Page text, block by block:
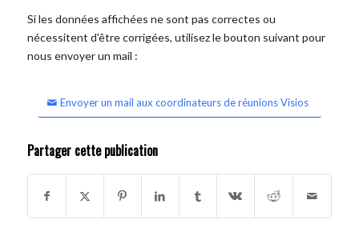
Si les données affichées ne sont pas correctes ou
nécessitent d'être corrigées, utilisez le bouton suivant pour
nous envoyer un mail :
Envoyer un mail aux coordinateurs de réunions Visios
Partager cette publication